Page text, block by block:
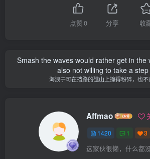
点赞0 分享 收
Smash the waves would rather get in the
also not willing to take a
海浪宁可在挡路的礁山上撞得粉碎，也
Affmao
1420 1 3
这家伙很懒，什么都